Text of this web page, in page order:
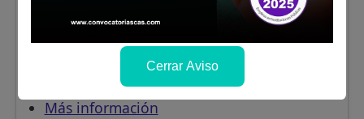
Se solicitó:Secundaria completa. Licencia
de conducir A-II B Profesional
04/03/2026
Más información
Cerrar Aviso